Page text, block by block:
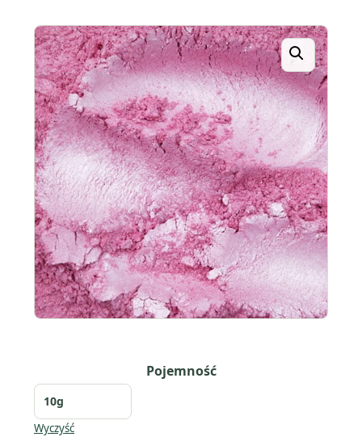
Pojemność
Wyczyść